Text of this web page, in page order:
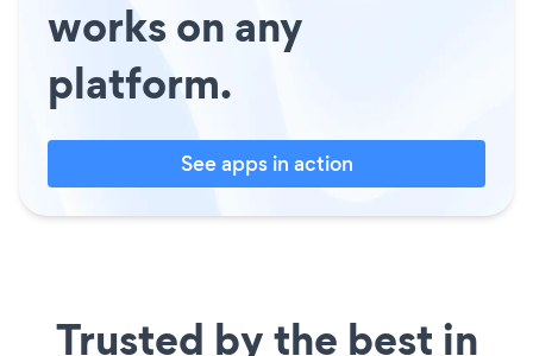
works on any
platform.
See apps in action
Trusted by the best in